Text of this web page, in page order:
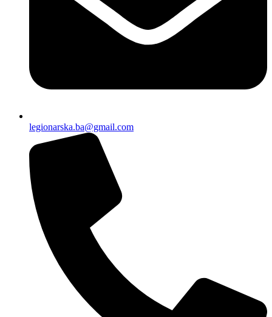
legionarska.ba@gmail.com